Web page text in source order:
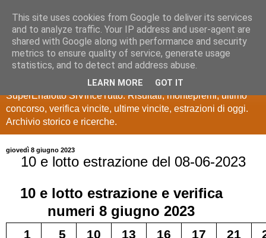
Estrazioni Lotto
SuperEnalotto
Ultime estrazioni di Lotto, SuperEnalotto, 10 e lotto,
SuperEnalotto SiVinceTutto. Risultati, montepremi, ultimo
concorso, verifica vincite, ultime vincite, estrazioni di oggi.
Archivio storico e ricerche.
giovedì 8 giugno 2023
10 e lotto estrazione del 08-06-2023
10 e lotto estrazione e verifica
numeri 8 giugno 2023
1 5 10 13 16 17 21
This site uses cookies from Google to deliver its services
and to analyze traffic. Your IP address and user-agent are
shared with Google along with performance and security
metrics to ensure quality of service, generate usage
statistics, and to detect and address abuse.
LEARN MORE GOT IT